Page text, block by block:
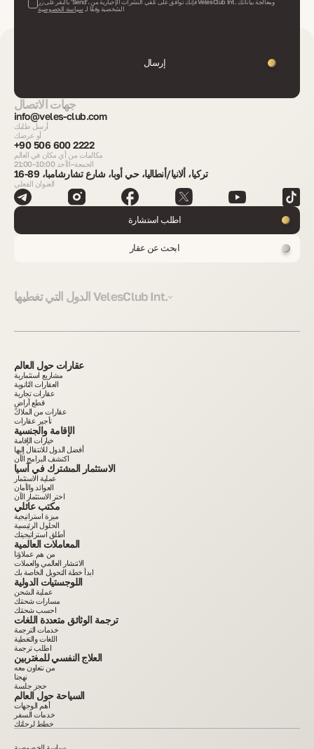
بالنقر على زر 'Send'، فإنك توافق على تلقي النشرات الإخبارية من VelesClub Int. ومعالجة بياناتك
الشخصية وفقًا لـ سياسة الخصوصية
إرسال
جهات الاتصال
info@veles-club.com
أرسل طلبك
أو عرضك
+90 506 600 2222
مكالمات من أي مكان في العالم
الجمعة–الأحد 10:00–21:00
تركيا، ألانيا/أنطاليا، حي أوبا، شارع تشارشامبا، 89-16
العنوان الفعلي
اطلب استشارة
ابحث عن عقار
الدول التي تغطيها VelesClub Int.
عقارات حول العالم
مشاريع استثمارية
العقارات الثانوية
عقارات تجارية
قطع أراضٍ
عقارات من الملاك
تأجير عقارات
الإقامة والجنسية
خيارات الإقامة
أفضل الدول للانتقال إليها
اكتشف البرامج الآن
الاستثمار المشترك في آسيا
عملية الاستثمار
العوائد والأمان
اختر الاستثمار الآن
مكتب عائلي
ميزة استراتيجية
الحلول الرئيسية
أطلق استراتيجيتك
المعاملات العالمية
من هم عملاؤنا
الانتشار العالمي والعملات
ابدأ خطة التحويل الخاصة بك
اللوجستيات الدولية
عملية الشحن
مسارات شحنتك
احسب شحنتك
ترجمة الوثائق متعددة اللغات
خدمات الترجمة
اللغات والتغطية
اطلب ترجمة
العلاج النفسي للمغتربين
من نتعاون معه
نهجنا
حجز جلسة
السياحة حول العالم
أهم الوجهات
خدمات السفر
خطط لرحلتك